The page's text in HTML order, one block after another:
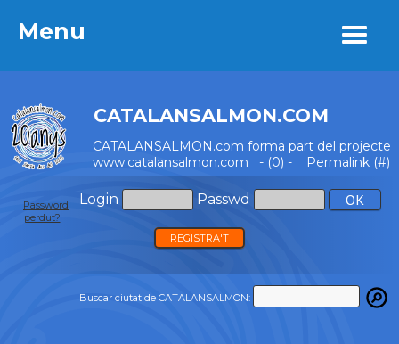
Menu
CATALANSALMON.COM
CATALANSALMON.com forma part del projecte
www.catalansalmon.com - (0) - Permalink (#)
Login Passwd
Password
perdut?
REGISTRA'T
Buscar ciutat de CATALANSALMON:
Menu